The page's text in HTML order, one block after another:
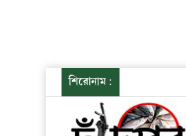
শিরোনাম: